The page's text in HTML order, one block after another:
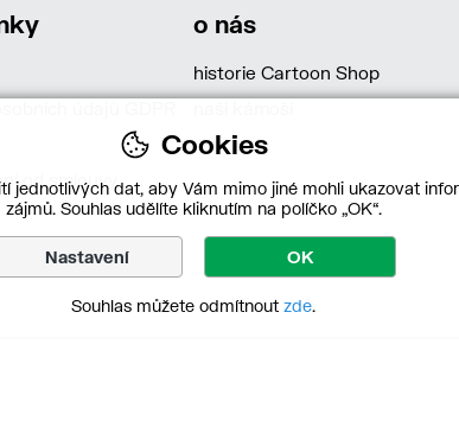
od smlouvy
o nás
historie Cartoon Shop
Cookies
jednotlivých dat, aby Vám mimo jiné mohli ukazovat
zájmů. Souhlas udělíte kliknutím na políčko „OK“.
Nastavení OK
Souhlas můžete odmítnout zde.